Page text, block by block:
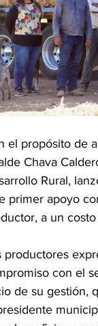
el propósito de
Chava
Rural,
primer apoyo
a un
productores
con el
de su gestión,